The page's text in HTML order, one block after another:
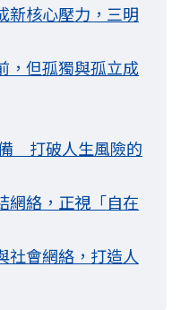
新核心壓力，三明
，但孤獨與孤立成
打破人生風險的
網絡，正視「自在
社會網絡，打造人